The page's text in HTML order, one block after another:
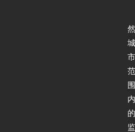
然
城
市
范
围
内
的
监